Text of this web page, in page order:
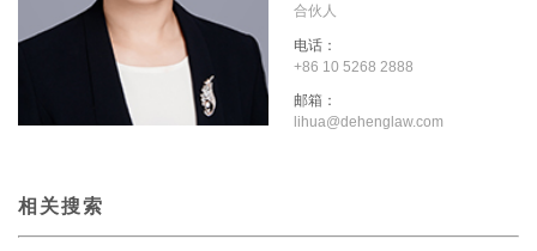
合伙人
电话：
+86 10 5268 2888
邮箱：
lihua@dehenglaw.com
相关搜索